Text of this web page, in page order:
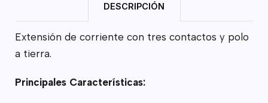
DESCRIPCIÓN
Extensión de corriente con tres contactos y polo
a tierra.
Principales Características: